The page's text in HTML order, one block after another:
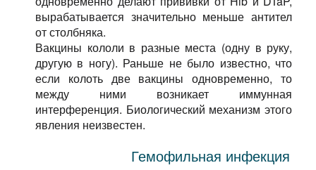
вырабатывается значительно меньше антител
от столбняка.
Вакцины кололи в разные места (одну в руку,
другую в ногу). Раньше не было известно, что
если колоть две вакцины одновременно, то
между ними возникает иммунная
интерференция. Биологический механизм этого
явления неизвестен.
Гемофильная инфекция